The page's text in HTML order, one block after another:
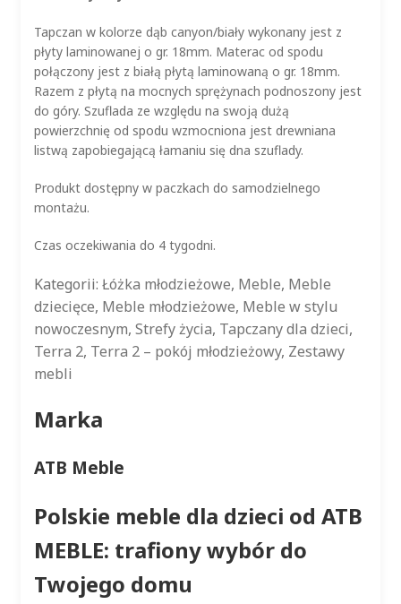
Tapczan w kolorze dąb canyon/biały wykonany jest z
płyty laminowanej o gr. 18mm. Materac od spodu
połączony jest z białą płytą laminowaną o gr. 18mm.
Razem z płytą na mocnych sprężynach podnoszony jest
do góry. Szuflada ze względu na swoją dużą
powierzchnię od spodu wzmocniona jest drewniana
listwą zapobiegającą łamaniu się dna szuflady.
Produkt dostępny w paczkach do samodzielnego
montażu.
Czas oczekiwania do 4 tygodni.
Kategorii: Łóżka młodzieżowe, Meble, Meble
dziecięce, Meble młodzieżowe, Meble w stylu
nowoczesnym, Strefy życia, Tapczany dla dzieci,
Terra 2, Terra 2 – pokój młodzieżowy, Zestawy
mebli
Marka
ATB Meble
Polskie meble dla dzieci od ATB
MEBLE: trafiony wybór do
Twojego domu